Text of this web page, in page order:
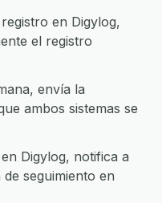
en Digylog,
el registro
envía la
ambos sistemas se
Digylog, notifica a
seguimiento en